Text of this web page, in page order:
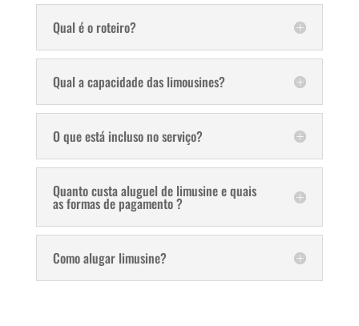
Qual é o roteiro?
Qual a capacidade das limousines?
O que está incluso no serviço?
Quanto custa aluguel de limusine e quais
as formas de pagamento ?
Como alugar limusine?